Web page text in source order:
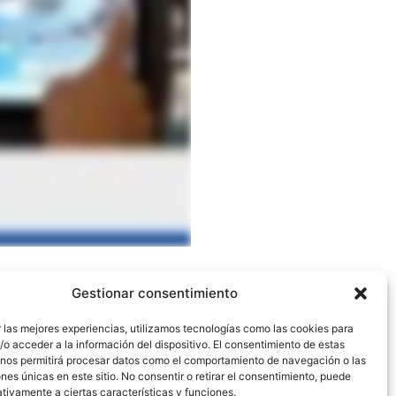
Gestionar consentimiento
las mejores experiencias, utilizamos tecnologías como las cookies para
o acceder a la información del dispositivo. El consentimiento de estas
permitirá procesar datos como el comportamiento de navegación o las
únicas en este sitio. No consentir o retirar el consentimiento, puede
a ciertas características y funciones.